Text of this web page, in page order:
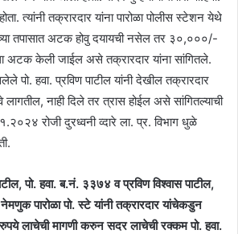
त्यांनी तक्रारदार यांना पारोळा पोलीस स्टेशन येथे
तपासात अटक होवु दयायची नसेल तर ३०,०००/-
अटक केली जाईल असे तक्रारदार यांना सांगितले.
हवा. प्रविण पाटील यांनी देखील तक्रारदार
नाही दिले तर त्रास होईल असे सांगितल्याची
रोजी दुरध्वनी व्दारे ला. प्र. विभाग धुळे
पो. हवा. ब.नं. ३३७४ व प्रविण विश्वास पाटील,
पारोळा पो. स्टे यांनी तक्रारदार यांचेकडुन
लाचेची मागणी करुन सदर लाचेची रक्कम पो. हवा.